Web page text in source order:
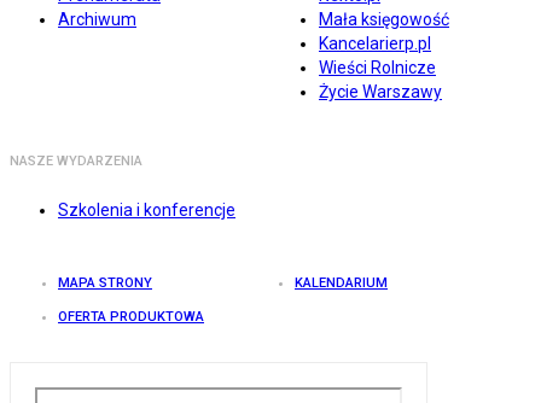
Archiwum
Mała księgowość
Kancelarierp.pl
Wieści Rolnicze
Życie Warszawy
NASZE WYDARZENIA
Szkolenia i konferencje
MAPA STRONY KALENDARIUM
OFERTA PRODUKTOWA